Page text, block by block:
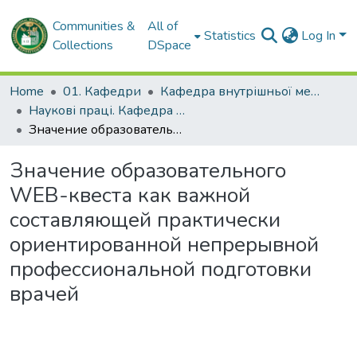
Communities &
Collections
All of
DSpace
Statistics Log In
Home 01. Кафедри
Кафедра внутрішньої медицини № 3 та ендокринології
Наукові праці. Кафедра внутрішньої медицини № 3 та ендокринології
Значение образовательного WEB-квеста как важной составляющей практически ориентированной непрерывной профессиональной подготовки врачей
Значение образовательного
WEB-квеста как важной
составляющей практически
ориентированной непрерывной
профессиональной подготовки
врачей